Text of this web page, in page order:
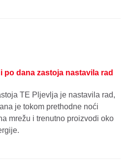
po dana zastoja nastavila rad
TE Pljevlja je nastavila rad,
je tokom prethodne noći
mrežu i trenutno proizvodi oko